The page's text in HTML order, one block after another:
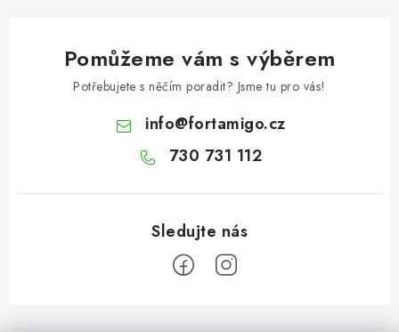
Pomůžeme vám s výběrem
Potřebujete s něčím poradit? Jsme tu pro vás!
info@fortamigo.cz
730 731 112